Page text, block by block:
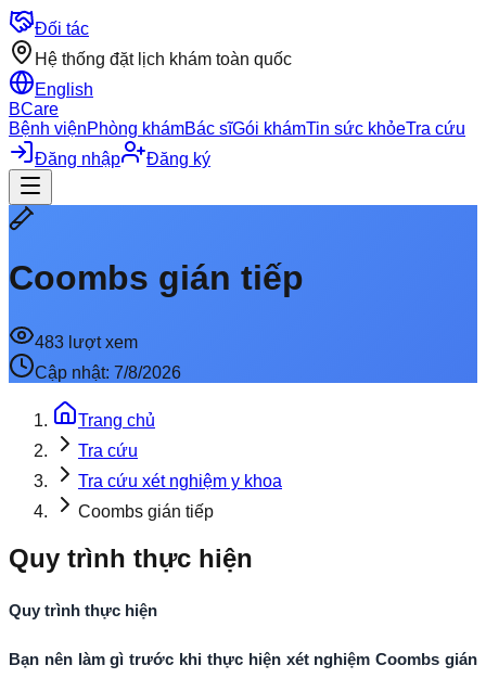
Đối tác
Hệ thống đặt lịch khám toàn quốc
English
BCare
Bệnh việnPhòng khámBác sĩGói khámTin sức khỏeTra cứu
Đăng nhập
Đăng ký
Coombs gián tiếp
483 lượt xem
Cập nhật: 7/8/2026
Trang chủ
Tra cứu
Tra cứu xét nghiệm y khoa
Coombs gián tiếp
Quy trình thực hiện
Quy trình thực hiện
Bạn nên làm gì trước khi thực hiện xét nghiệm Coombs gián